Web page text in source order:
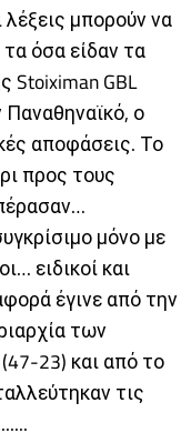
μπορούν να
όσα είδαν τα
Stoiximan GBL
ο
αποφάσεις. Το
προς τους
μόνο με
ειδικοί και
έγινε από την
των
23) και από το
τις